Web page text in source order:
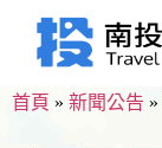
首頁 » 新聞公告 »